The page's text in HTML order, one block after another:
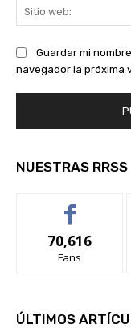
Guardar mi
navegador la próxima
NUESTRAS RRSS
70,616
Fans
ÚLTIMOS